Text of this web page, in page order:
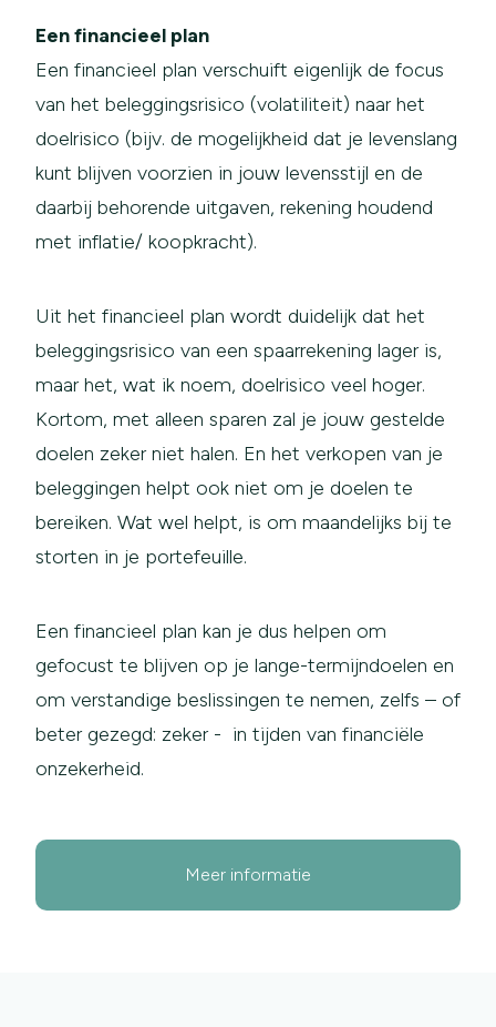
Een financieel plan
Een financieel plan verschuift eigenlijk de focus
van het beleggingsrisico (volatiliteit) naar het
doelrisico (bijv. de mogelijkheid dat je levenslang
kunt blijven voorzien in jouw levensstijl en de
daarbij behorende uitgaven, rekening houdend
met inflatie/ koopkracht).
Uit het financieel plan wordt duidelijk dat het
beleggingsrisico van een spaarrekening lager is,
maar het, wat ik noem, doelrisico veel hoger.
Kortom, met alleen sparen zal je jouw gestelde
doelen zeker niet halen. En het verkopen van je
beleggingen helpt ook niet om je doelen te
bereiken. Wat wel helpt, is om maandelijks bij te
storten in je portefeuille.
Een financieel plan kan je dus helpen om
gefocust te blijven op je lange-termijndoelen en
om verstandige beslissingen te nemen, zelfs – of
beter gezegd: zeker - in tijden van financiële
onzekerheid.
Meer informatie